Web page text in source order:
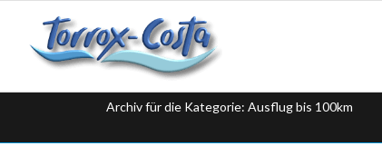
Archiv für die Kategorie: Ausflug bis 100km